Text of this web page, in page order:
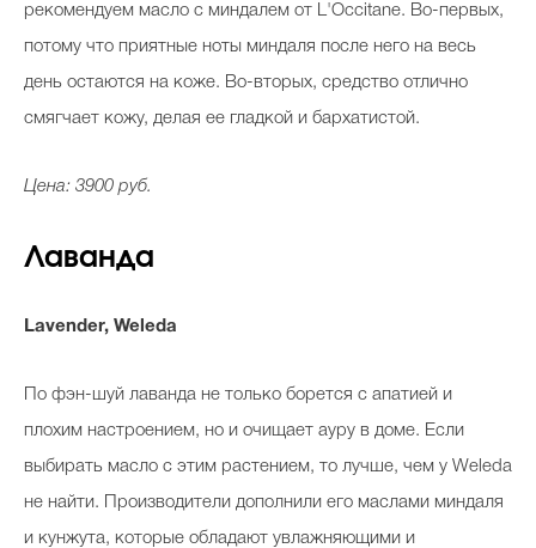
рекомендуем масло с миндалем от L'Occitane. Во-первых,
потому что приятные ноты миндаля после него на весь
день остаются на коже. Во-вторых, средство отлично
смягчает кожу, делая ее гладкой и бархатистой.
Цена: 3900 руб.
Лаванда
Lavender, Weleda
По фэн-шуй лаванда не только борется с апатией и
плохим настроением, но и очищает ауру в доме. Если
выбирать масло с этим растением, то лучше, чем у Weleda
не найти. Производители дополнили его маслами миндаля
и кунжута, которые обладают увлажняющими и